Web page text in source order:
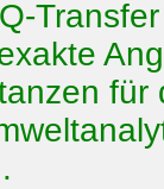
Transfer